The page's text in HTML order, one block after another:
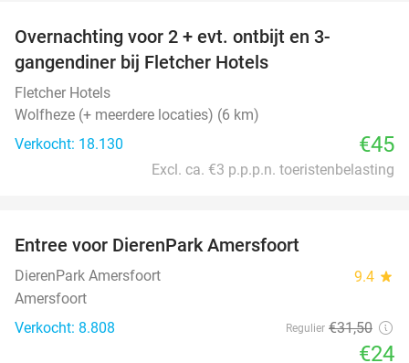
Overnachting voor 2 + evt. ontbijt en 3-
gangendiner bij Fletcher Hotels
Fletcher Hotels
Wolfheze (+ meerdere locaties) (6 km)
Verkocht: 18.130
€45
Excl. ca. €3 p.p.p.n. toeristenbelasting
Entree voor DierenPark Amersfoort
DierenPark Amersfoort 9.4 star
Amersfoort
Verkocht: 8.808
Regulier €31,50
€24